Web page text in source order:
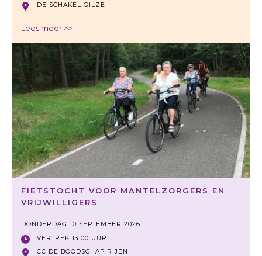
DE SCHAKEL GILZE
Lees meer >>
FIETSTOCHT VOOR MANTELZORGERS EN
VRIJWILLIGERS
DONDERDAG 10 SEPTEMBER 2026
VERTREK 13.00 UUR
CC DE BOODSCHAP RIJEN